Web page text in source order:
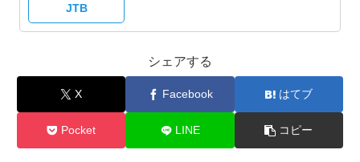
JTB
シェアする
X Facebook はてブ
Pocket LINE コピー